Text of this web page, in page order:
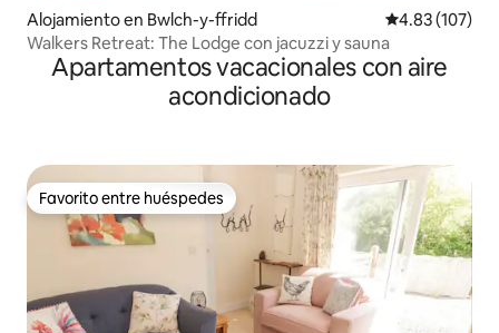
Alojamiento en Bwlch-y-ffridd Calificación
4.83 (107)
Walkers Retreat: The Lodge con jacuzzi y sauna
Apartamentos vacacionales con aire
acondicionado
Favorito entre huéspedes
Favorito entre huéspedes